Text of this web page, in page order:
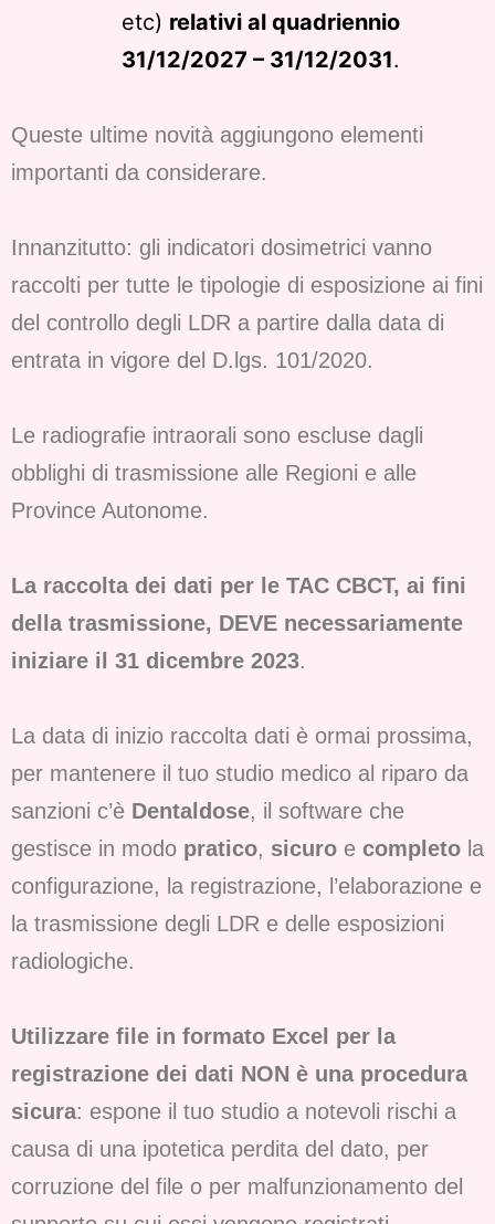
etc) relativi al quadriennio
31/12/2027 – 31/12/2031.
Queste ultime novità aggiungono elementi
importanti da considerare.
Innanzitutto: gli indicatori dosimetrici vanno
raccolti per tutte le tipologie di esposizione ai fini
del controllo degli LDR a partire dalla data di
entrata in vigore del D.lgs. 101/2020.
Le radiografie intraorali sono escluse dagli
obblighi di trasmissione alle Regioni e alle
Province Autonome.
La raccolta dei dati per le TAC CBCT, ai fini
della trasmissione, DEVE necessariamente
iniziare il 31 dicembre 2023.
La data di inizio raccolta dati è ormai prossima,
per mantenere il tuo studio medico al riparo da
sanzioni c’è Dentaldose, il software che
gestisce in modo pratico, sicuro e completo la
configurazione, la registrazione, l’elaborazione e
la trasmissione degli LDR e delle esposizioni
radiologiche.
Utilizzare file in formato Excel per la
registrazione dei dati NON è una procedura
sicura: espone il tuo studio a notevoli rischi a
causa di una ipotetica perdita del dato, per
corruzione del file o per malfunzionamento del